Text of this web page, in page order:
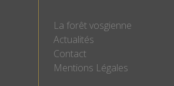
La forêt vosgienne
Actualités
Contact
Mentions Légales